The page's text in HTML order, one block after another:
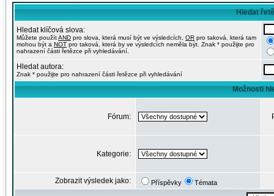
Hledat
Hledat klíčová slova:
Můžete použítAND pro slova, která musí být ve výsledcích, OR pro taková, která tam
mohou být a NOT pro taková, která by ve výsledcích neměla být. Znak * použijte pro
nahrazení části řetězce při vyhledávání.
Hledat autora:
Znak * použijte pro nahrazení části řetězce při vyhledávání
Možnosti
Fórum:
Kategorie:
Zobrazit výsledek jako: Příspěvky Témata